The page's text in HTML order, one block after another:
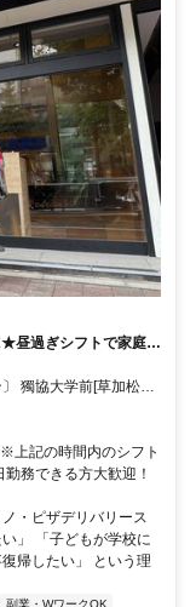
昼過ぎシフトで家庭と
獨協大学前[草加松原]
イン〕 新田（埼玉
リーライン〕 草加西
徒歩2分
上記の時間内のシフト
務できる方大歓迎！
・ピザデリバリース
」 「子どもが学校に
帰したい」 という理
副業・WワークOK